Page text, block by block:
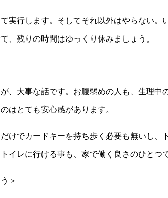
実行します。そしてそれ以外はやらない。
、残りの時間はゆっくり休みましょう。
、大事な話です。お腹弱めの人も、生理中
はとても安心感があります。
けでカードキーを持ち歩く必要も無いし、
イレに行ける事も、家で働く良さのひとつ
＞